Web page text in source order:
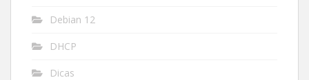
Debian 12
DHCP
Dicas